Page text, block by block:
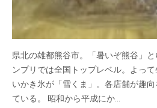
県北の雄都熊谷市。「暑いぞ熊谷」
ンプリでは全国トップレベル。よっ
いかき氷が「雪くま」。各店舗が趣
ている。 昭和から平成にか…